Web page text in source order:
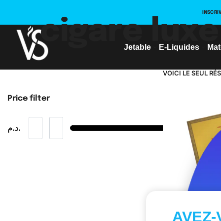
Jetable E-Liquides
cigare luxe
Price filter
د.م.
VOICI LE SEUL
AVEZ-